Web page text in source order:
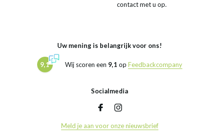
contact met u op.
Uw mening is belangrijk voor ons!
9,1 Wij scoren een 9,1 op Feedbackcompany
Socialmedia
Meld je aan voor onze nieuwsbrief